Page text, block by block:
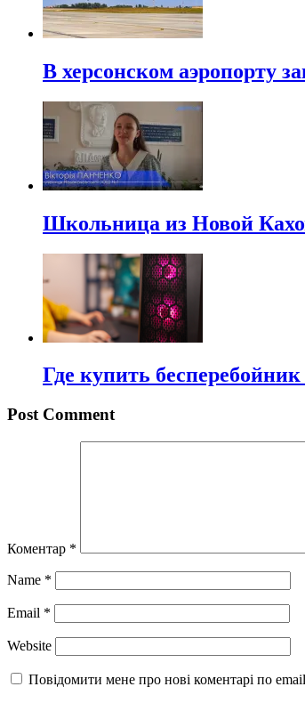
В херсонском аэропорту
Школьница из Новой
Где купить
Post Comment
Коментар *
Name *
Email *
Website
Повідомити мене про нові коментарі по